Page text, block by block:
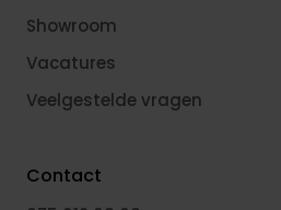
Showroom
Vacatures
Veelgestelde vragen
Contact